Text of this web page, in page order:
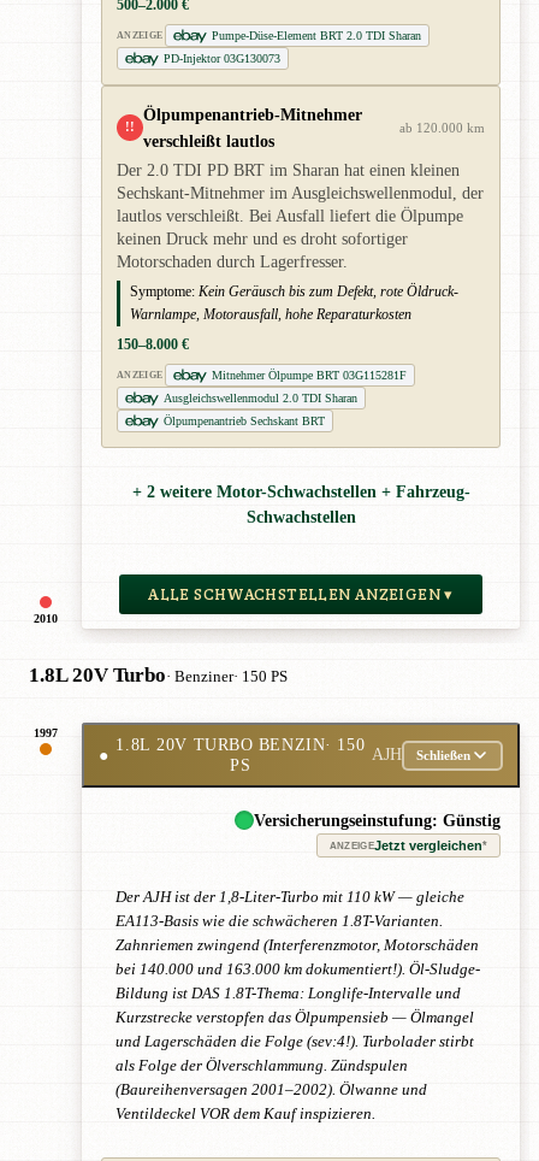
2010
500–2.000 €
ANZEIGE
Pumpe-Düse-Element BRT 2.0 TDI Sharan
PD-Injektor 03G130073
!!
Ölpumpenantrieb-Mitnehmer
verschleißt lautlos
ab 120.000 km
Der 2.0 TDI PD BRT im Sharan hat einen kleinen
Sechskant-Mitnehmer im Ausgleichswellenmodul, der
lautlos verschleißt. Bei Ausfall liefert die Ölpumpe
keinen Druck mehr und es droht sofortiger
Motorschaden durch Lagerfresser.
Symptome: Kein Geräusch bis zum Defekt, rote Öldruck-
Warnlampe, Motorausfall, hohe Reparaturkosten
150–8.000 €
ANZEIGE
Mitnehmer Ölpumpe BRT 03G115281F
Ausgleichswellenmodul 2.0 TDI Sharan
Ölpumpenantrieb Sechskant BRT
+ 2 weitere Motor-Schwachstellen + Fahrzeug-
Schwachstellen
ALLE SCHWACHSTELLEN ANZEIGEN ▾
1.8L 20V Turbo· Benziner· 150 PS
1997
●
1.8L 20V TURBO BENZIN· 150
PS
AJH Schließen
Versicherungseinstufung: Günstig
ANZEIGEJetzt vergleichen*
Der AJH ist der 1,8-Liter-Turbo mit 110 kW — gleiche
EA113-Basis wie die schwächeren 1.8T-Varianten.
Zahnriemen zwingend (Interferenzmotor, Motorschäden
bei 140.000 und 163.000 km dokumentiert!). Öl-Sludge-
Bildung ist DAS 1.8T-Thema: Longlife-Intervalle und
Kurzstrecke verstopfen das Ölpumpensieb — Ölmangel
und Lagerschäden die Folge (sev:4!). Turbolader stirbt
als Folge der Ölverschlammung. Zündspulen
(Baureihenversagen 2001–2002). Ölwanne und
Ventildeckel VOR dem Kauf inspizieren.